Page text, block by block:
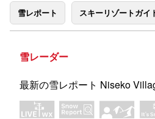
雪レポート スキーリゾートガイ
雪レーダー
最新の雪レポート Niseko